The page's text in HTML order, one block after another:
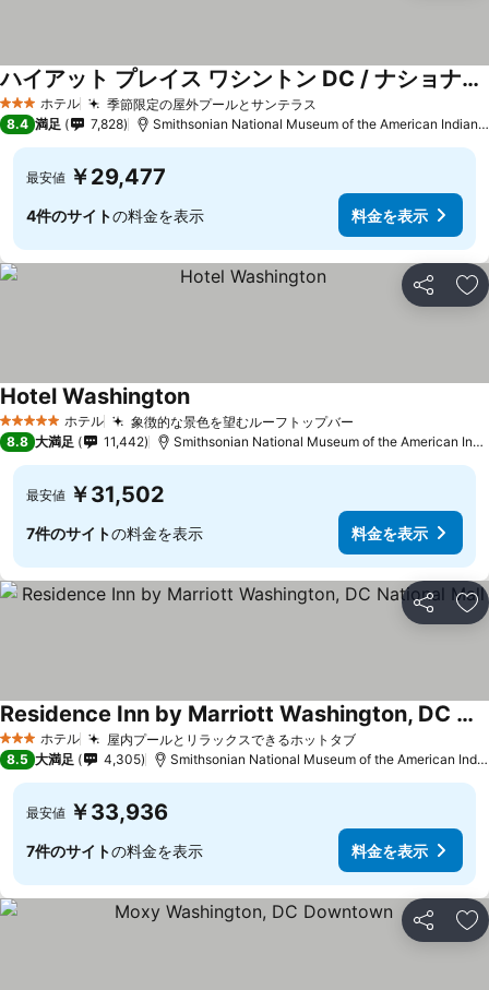
3 ホテルのランク
ホテル 季節限定の屋外プールとサンテラス
ハイアット プレイス ワシントン DC / ナショナル モール
8.4 満足 7,828 Smithsonian National Museum of the American Indianまで0.6 km
最安値 ￥29,477
4件のサイトの料金を表示 料金を表示
シェア お
5 ホテルのランク
ホテル 象徴的な景色を望むルーフトップバー
Hotel Washington
8.8 大満足 11,442 Smithsonian National Museum of the American Indianまで1.7 km
最安値 ￥31,502
7件のサイトの料金を表示 料金を表示
シェア お
3 ホテルのランク
ホテル 屋内プールとリラックスできるホットタブ
Residence Inn by Marriott Washington, DC National Mall
8.5 大満足 4,305 Smithsonian National Museum of the American Indianまで0.5 km
最安値 ￥33,936
7件のサイトの料金を表示 料金を表示
シェア お